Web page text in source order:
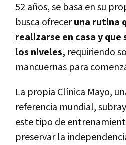
52 años, se basa en su
busca ofreceruna rutina
realizarse en casa y
los niveles, requiriendo
mancuernas para
La propia Clínica Mayo,
referencia mundial,
este tipo de
preservar la